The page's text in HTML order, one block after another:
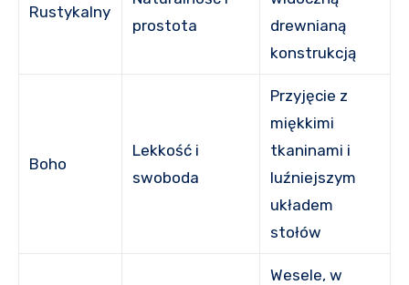
Rustykalny
prostota
drewnianą
konstrukcją
Boho
Lekkość i
swoboda
Przyjęcie z
miękkimi
tkaninami i
luźniejszym
układem
stołów
Wesele, w